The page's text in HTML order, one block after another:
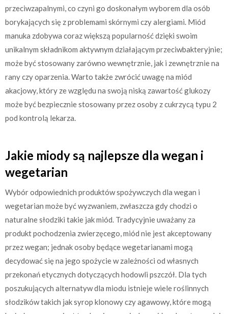
przeciwzapalnymi, co czyni go doskonałym wyborem dla osób
borykających się z problemami skórnymi czy alergiami. Miód
manuka zdobywa coraz większą popularność dzięki swoim
unikalnym składnikom aktywnym działającym przeciwbakteryjnie;
może być stosowany zarówno wewnętrznie, jak i zewnętrznie na
rany czy oparzenia. Warto także zwrócić uwagę na miód
akacjowy, który ze względu na swoją niską zawartość glukozy
może być bezpiecznie stosowany przez osoby z cukrzycą typu 2
pod kontrolą lekarza.
Jakie miody są najlepsze dla wegan i
wegetarian
Wybór odpowiednich produktów spożywczych dla wegan i
wegetarian może być wyzwaniem, zwłaszcza gdy chodzi o
naturalne słodziki takie jak miód. Tradycyjnie uważany za
produkt pochodzenia zwierzęcego, miód nie jest akceptowany
przez wegan; jednak osoby będące wegetarianami mogą
decydować się na jego spożycie w zależności od własnych
przekonań etycznych dotyczących hodowli pszczół. Dla tych
poszukujących alternatyw dla miodu istnieje wiele roślinnych
słodzików takich jak syrop klonowy czy agawowy, które mogą